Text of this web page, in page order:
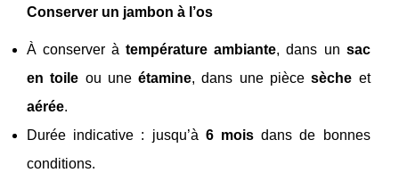
Conserver un jambon à l’os
À conserver àtempérature ambiante, dans un sac
en toile ou uneétamine, dans une piècesèche et
aérée.
Durée indicative : jusqu’à 6 mois dans de bonnes
conditions.